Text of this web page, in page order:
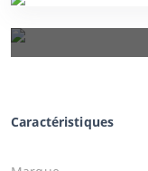
Caractéristiques